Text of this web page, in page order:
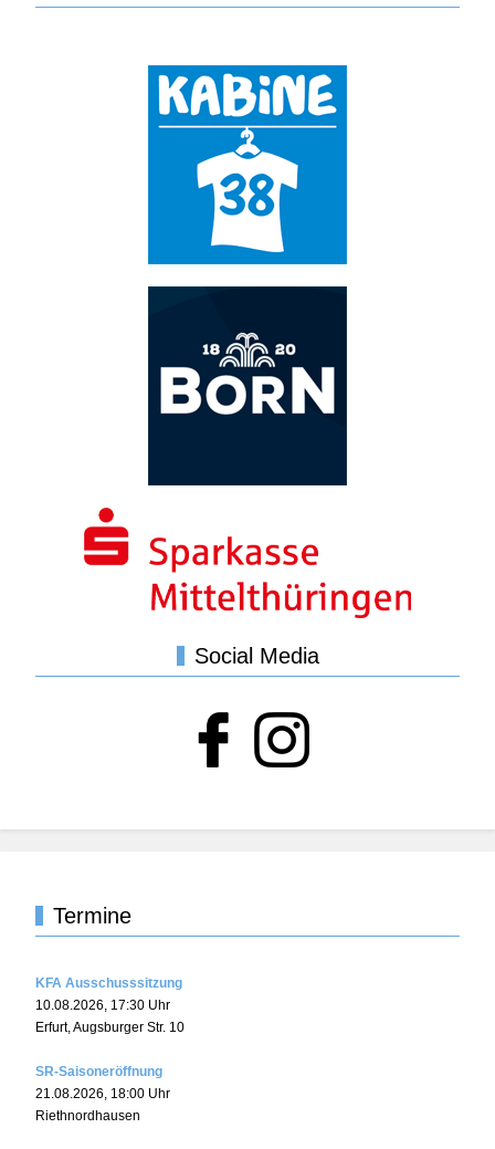
Social Media
Termine
KFA Ausschusssitzung
10.08.2026, 17:30 Uhr
Erfurt, Augsburger Str. 10
SR-Saisoneröffnung
21.08.2026, 18:00 Uhr
Riethnordhausen